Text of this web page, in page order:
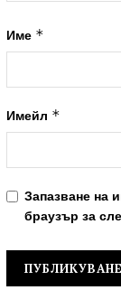
Име *
Имейл *
Запазване на
браузър за